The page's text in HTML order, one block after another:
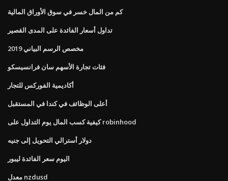
كم من المال خسر في سوق الأوراق المالية
تداول أسعار الفائدة على المدى القصير
مخصص الرسم البياني 2019
فئات تجارة الأسهم سان فرانسيسكو
أكاديمية الفوركس للتجار
أعلى الوظائف في كندا في المستقبل
كيفية كسب المال يوم التداول على robinhood
دولار أسترالي التحويل إلى جنيه
اليوم سعر الفائدة ليبور
معدل nzdusd